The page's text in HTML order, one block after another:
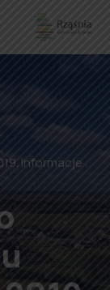
Informacje